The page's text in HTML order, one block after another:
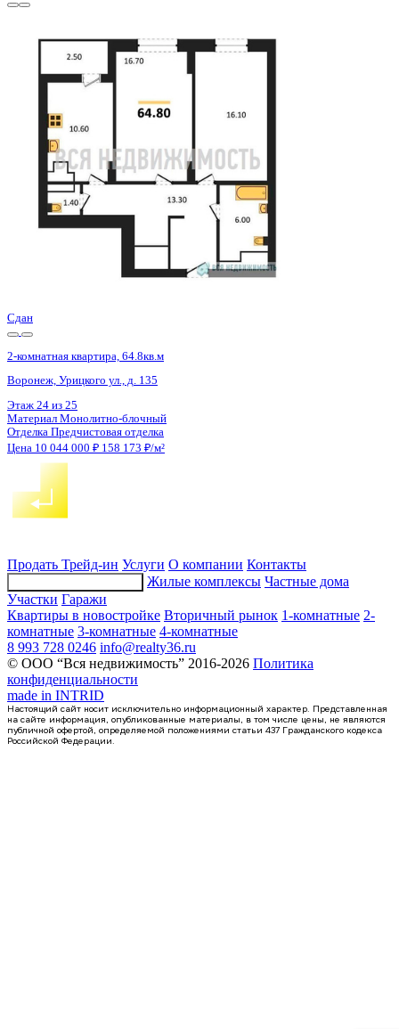
4 кв 2027
2-комнатная квартира, 64.58кв.м
Воронеж, Труда пр., д. 117
Этаж 17 из 17
Материал
Продать Трейд-ин Услуги О компании Контакты
Жилые комплексы Частные дома
Участки Гаражи
Квартиры в новостройке Вторичный рынок 1-комнатные 2-
комнатные 3-комнатные 4-комнатные
8 993 728 0246 info@realty36.ru
© ООО “Вся недвижимость” 2016-2026 Политика
конфиденциальности
made in INTRID
Настоящий сайт носит исключительно информационный характер. Представленная
на сайте информация, опубликованные материалы, в том числе цены, не являются
публичной офертой, определяемой положениями статьи 437 Гражданского кодекса
Российской Федерации.